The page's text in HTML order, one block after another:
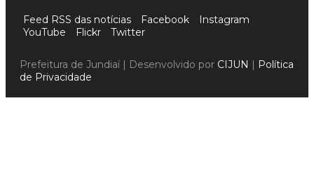
Feed RSS das notícias Facebook
Instagram
YouTube
Flickr Twitter
Prefeitura de Jundiaí | Desenvolvido por CIJUN | Política
de Privacidade